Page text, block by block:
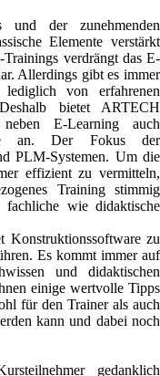
und der zunehmenden
Elemente verstärkt
verdrängt das E-
Allerdings gibt es immer
von erfahrenen
bietet ARTECH
neben E-Learning auch
an. Der Fokus der
PLM-Systemen. Um die
effizient zu vermitteln,
Training stimmig
wie didaktische
Konstruktionssoftware zu
Es kommt immer auf
und didaktischen
einige wertvolle Tipps
für den Trainer als auch
kann und dabei noch
gedanklich